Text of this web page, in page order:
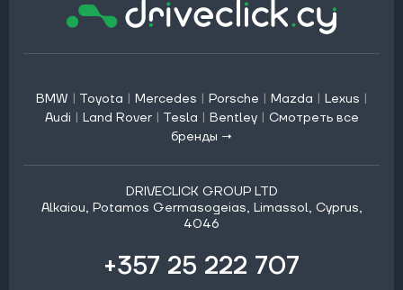
BMW | Toyota | Mercedes | Porsche | Mazda | Lexus |
Audi | Land Rover | Tesla | Bentley | Смотреть все
бренды →
DRIVECLICK GROUP LTD
Alkaiou, Potamos Germasogeias, Limassol, Cyprus,
4046
+357 25 222 707